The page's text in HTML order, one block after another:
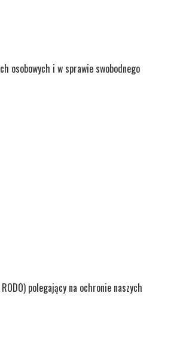
osobowych i w sprawie swobodnego
polegający na ochronie naszych